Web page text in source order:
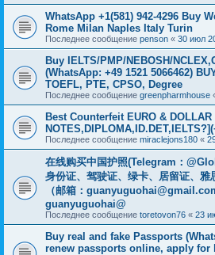
WhatsApp +1(581) 942-4296 Buy
Rome Milan Naples Italy Turin
Последнее сообщение penson « 30 июл
Buy IELTS/PMP/NEBOSH/
(WhatsApp: +49 1521 5066462)
TOEFL, PTE, CPSO, Degree
Последнее сообщение greenpharmhouse
Best Counterfeit EURO & DOLLAR
Последнее сообщение miraclejons180 «
在线购买中国护照(Telegram：
身份证、驾驶证、绿卡、居留证、雅
（邮箱：
guanyuguohai@
Последнее сообщение toretovon76 « 23
Buy real and fake Passports
renew passports online, apply for